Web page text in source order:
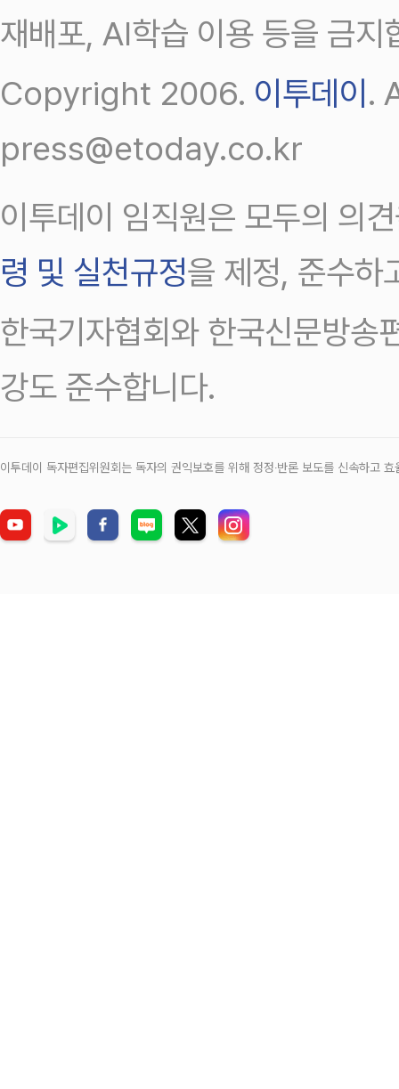
재배포, AI학습 이용 등을 금지
Copyright 2006. 이투데이 .
press@etoday.co.kr
이투데이 임직원은 모두의 의
령 및 실천규정을 제정, 준수하
한국기자협회와 한국신문방송
강도 준수합니다.
이투데이 독자편집위원회는 독자의 권익보호를 위해 정정‧반론 보도를 신속하고